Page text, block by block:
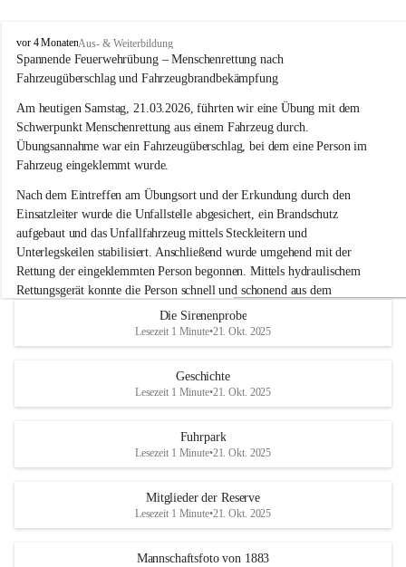
F
r
e
w
i
l
l
i
g
e
F
e
u
e
r
w
e
a
vor 4 MonatenAus- & Weiterbildung
Spannende Feuerwehrübung – Menschenrettung nach
Fahrzeugüberschlag und Fahrzeugbrandbekämpfung
Am heutigen Samstag, 21.03.2026, führten wir eine Übung mit dem
Schwerpunkt Menschenrettung aus einem Fahrzeug durch.
Übungsannahme war ein Fahrzeugüberschlag, bei dem eine Person im
Fahrzeug eingeklemmt wurde.
Nach dem Eintreffen am Übungsort und der Erkundung durch den
Einsatzleiter wurde die Unfallstelle abgesichert, ein Brandschutz
aufgebaut und das Unfallfahrzeug mittels Steckleitern und
Unterlegskeilen stabilisiert. Anschließend wurde umgehend mit der
Rettung der eingeklemmten Person begonnen. Mittels hydraulischem
Rettungsgerät konnte die Person schnell und schonend aus dem
Im Anschluss an die technische Übung wurde noch die Bekämpfung
der richtige Umgang mit Handfeuerlöschern besprochen und praktisch
+4
Die Sirenenprobe
Lesezeit 1 Minute•21. Okt. 2025
Geschichte
Lesezeit 1 Minute•21. Okt. 2025
Fuhrpark
Lesezeit 1 Minute•21. Okt. 2025
Mitglieder der Reserve
Lesezeit 1 Minute•21. Okt. 2025
Mannschaftsfoto von 1883